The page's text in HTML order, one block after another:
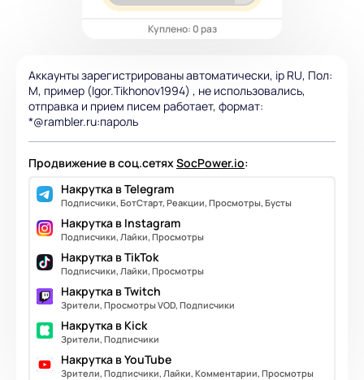
Куплено: 0 раз
Аккаунты зарегистрированы автоматически, ip RU, Пол:
М, пример (Igor.Tikhonov1994) , не использовались,
отправка и прием писем работает, формат:
*@rambler.ru:пароль
Продвижение в соц.сетяхSocPower.io:
Накрутка в Telegram
Подписчики, БотСтарт, Реакции, Просмотры, Бусты
Накрутка в Instagram
Подписчики, Лайки, Просмотры
Накрутка в TikTok
Подписчики, Лайки, Просмотры
Накрутка в Twitch
Зрители, Просмотры VOD, Подписчики
Накрутка в Kick
Зрители, Подписчики
Накрутка в YouTube
Зрители, Подписчики, Лайки, Комментарии, Просмотры